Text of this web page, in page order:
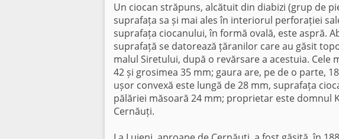
Un ciocan străpuns, alcătuit din diabizi (grup de
suprafața sa și mai ales în interiorul perforației
suprafața ciocanului, în formă ovală, este aspră.
suprafață se datorează țăranilor care au găsit
malul Siretului, după o revărsare a acestuia.
42 și grosimea 35 mm; gaura are, pe de o parte,
ușor convexă este lungă de 28 mm, suprafața
pălăriei măsoară 24 mm; proprietar este domnul
Cernăuți.